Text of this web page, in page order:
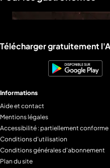
Liens utiles M6+.
Télécharger gratuitement
Informations
Aide et contact
Mentions légales
Accessibilité : partiellement conforme
Conditions d'utilisation
Conditions générales d'abonnement
Plan du site